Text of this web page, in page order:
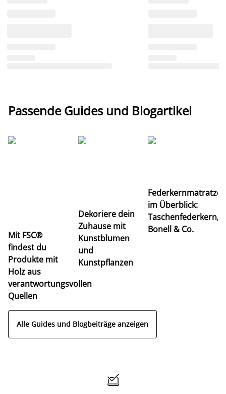
Passende Guides und Blogartikel
Mit FSC®
findest du
Produkte mit
Holz aus
verantwortungsvollen
Quellen
Dekoriere dein
Zuhause mit
Kunstblumen
und
Kunstpflanzen
im Überblick:
Taschenfederkern,
Bonell & Co.
Alle Guides und Blogbeiträge anzeigen
